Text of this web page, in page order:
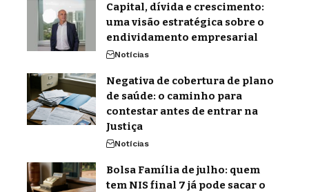
Capital, dívida e crescimento:
uma visão estratégica sobre o
endividamento empresarial
Notícias
Negativa de cobertura de plano
de saúde: o caminho para
contestar antes de entrar na
Justiça
Notícias
Bolsa Família de julho: quem
tem NIS final 7 já pode sacar o